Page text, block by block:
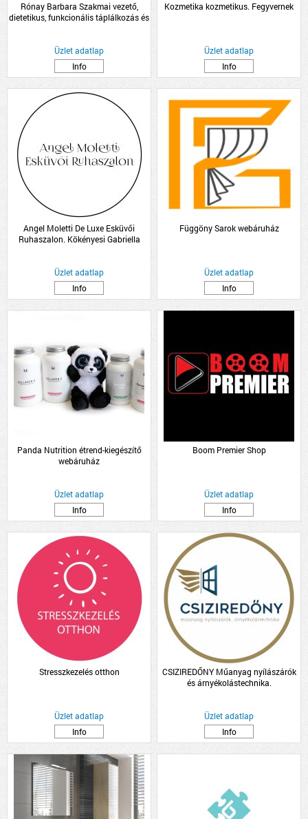
Rónay Barbara Szakmai vezető,
dietetikus, funkcionális táplálkozás és
Üzlet adatlap
Info
Kozmetika kozmetikus. Fegyvernek
Üzlet adatlap
Info
Angel Moletti De Luxe Esküvői
Ruhaszalon. Kökényesi Gabriella
Üzlet adatlap
Info
Függöny Sarok webáruház
Üzlet adatlap
Info
Panda Nutrition étrend-kiegészítő
webáruház
Üzlet adatlap
Info
Boom Premier Shop
Üzlet adatlap
Info
Stresszkezelés otthon
Üzlet adatlap
Info
CSIZIREDŐNY Műanyag nyílászárók
és árnyékolástechnika.
Üzlet adatlap
Info